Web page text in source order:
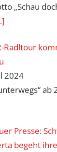
„Schau
Radltour
2024
ab
Presse:
begeht